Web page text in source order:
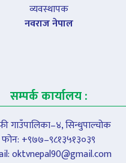
व्यवस्थापक
नवराज नेपाल
सम्पर्क कार्यालय :
गाउँपालिका–४, सिन्धुपाल्चोक
फोन: +९७७–९८१३५१३०३९
oktvnepal90@gmail.com